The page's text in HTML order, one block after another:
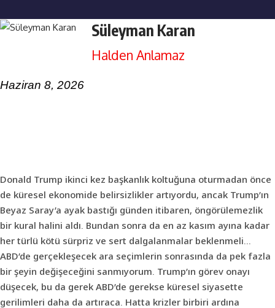
Süleyman Karan
Halden Anlamaz
Haziran 8, 2026
Donald Trump ikinci kez başkanlık koltuğuna oturmadan önce
de küresel ekonomide belirsizlikler artıyordu, ancak Trump’ın
Beyaz Saray’a ayak bastığı günden itibaren, öngörülemezlik
bir kural halini aldı. Bundan sonra da en az kasım ayına kadar
her türlü kötü sürpriz ve sert dalgalanmalar beklenmeli…
ABD’de gerçekleşecek ara seçimlerin sonrasında da pek fazla
bir şeyin değişeceğini sanmıyorum. Trump’ın görev onayı
düşecek, bu da gerek ABD’de gerekse küresel siyasette
gerilimleri daha da artıraca. Hatta krizler birbiri ardına